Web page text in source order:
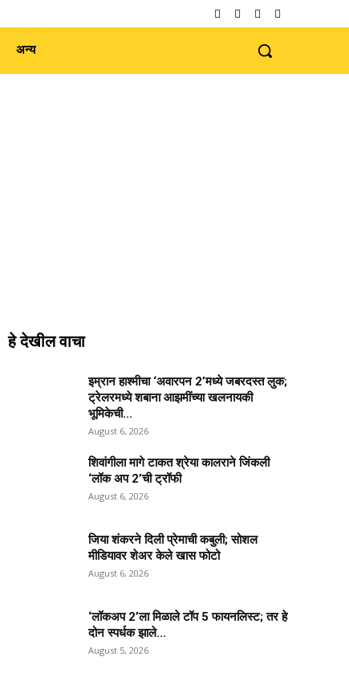
अन्य
हे देखील वाचा
इम्रान हाश्मीचा ‘अवारपन 2’मध्ये जबरदस्त लुक;
ट्रेलरमध्ये शबाना आझमींच्या खलनायकी
भूमिकेची...
August 6, 2026
शिवांगीला मागे टाकत श्रेया कालराने जिंकली
‘लॉक अप 2’ची ट्रॉफी
August 6, 2026
जिया शंकरने दिली प्रेमाची कबुली; सोशल
मीडियावर शेअर केले खास फोटो
August 6, 2026
‘लॉकअप 2’ला मिळाले टॉप 5 फायनलिस्ट; तर हे
दोन स्पर्धक झाले...
August 5, 2026